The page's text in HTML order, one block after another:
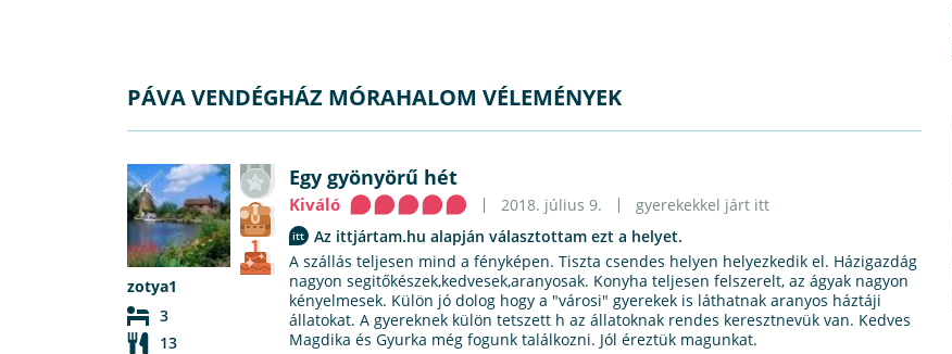
PÁVA VENDÉGHÁZ MÓRAHALOM VÉLEMÉNYEK
zotya1
3
13
Egy gyönyörű hét
Kiváló 2018. július 9.
gyerekekkel járt itt
Az ittjártam.hu alapján választottam ezt a helyet.
A szállás teljesen mind a fényképen. Tiszta csendes helyen helyezkedik el. Házigazdág
nagyon segitőkészek,kedvesek,aranyosak. Konyha teljesen felszerelt, az ágyak nagyon
kényelmesek. Külön jó dolog hogy a "városi" gyerekek is láthatnak aranyos háztáji
állatokat. A gyereknek külön tetszett h az állatoknak rendes keresztnevük van. Kedves
Magdika és Gyurka még fogunk találkozni. Jól éreztük magunkat.